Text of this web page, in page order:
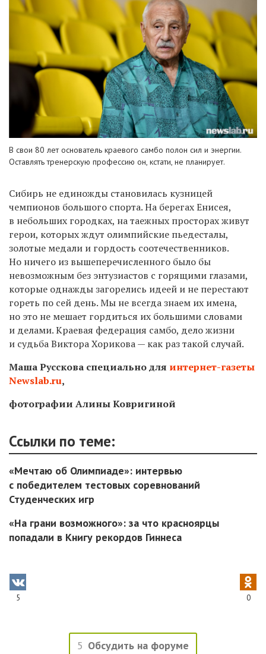
В свои 80 лет основатель краевого самбо полон сил и энергии.
Оставлять тренерскую профессию он, кстати, не планирует.
Сибирь не единожды становилась кузницей
чемпионов большого спорта. На берегах Енисея,
в небольших городках, на таежных просторах живут
герои, которых ждут олимпийские пьедесталы,
золотые медали и гордость соотечественников.
Но ничего из вышеперечисленного было бы
невозможным без энтузиастов с горящими глазами,
которые однажды загорелись идеей и не перестают
гореть по сей день. Мы не всегда знаем их имена,
но это не мешает гордиться их большими словами
и делами. Краевая федерация самбо, дело жизни
и судьба Виктора Хорикова — как раз такой случай.
Маша Русскова специально для интернет-газеты
Newslab.ru,
фотографии Алины Ковригиной
Ссылки по теме:
«Мечтаю об Олимпиаде»: интервью
с победителем тестовых соревнований
Студенческих игр
«На грани возможного»: за что красноярцы
попадали в Книгу рекордов Гиннеса
5 0
5 Обсудить на форуме